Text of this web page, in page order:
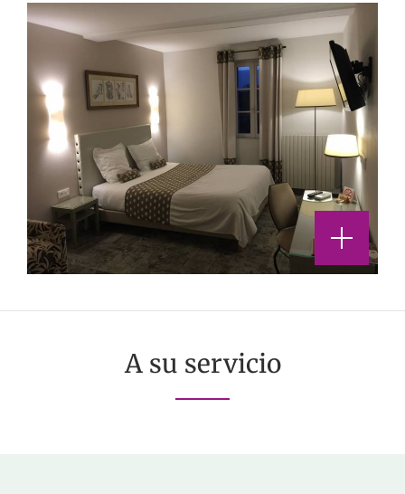
A su servicio